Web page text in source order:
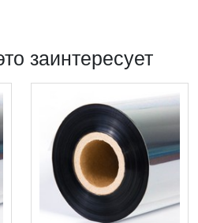
заинтересует